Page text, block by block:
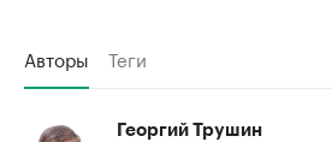
Авторы Теги
Георгий Трушин